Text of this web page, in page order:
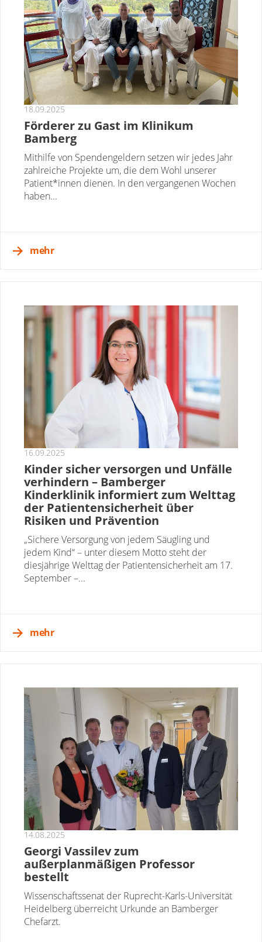
18.09.2025
Förderer zu Gast im Klinikum
Bamberg
Mithilfe von Spendengeldern setzen wir jedes Jahr
zahlreiche Projekte um, die dem Wohl unserer
Patient*innen dienen. In den vergangenen Wochen
haben...
mehr
16.09.2025
Kinder sicher versorgen und Unfälle
verhindern – Bamberger
Kinderklinik informiert zum Welttag
der Patientensicherheit über
Risiken und Prävention
„Sichere Versorgung von jedem Säugling und
jedem Kind“ – unter diesem Motto steht der
diesjährige Welttag der Patientensicherheit am 17.
September –...
mehr
14.08.2025
Georgi Vassilev zum
außerplanmäßigen Professor
bestellt
Wissenschaftssenat der Ruprecht-Karls-Universität
Heidelberg überreicht Urkunde an Bamberger
Chefarzt.